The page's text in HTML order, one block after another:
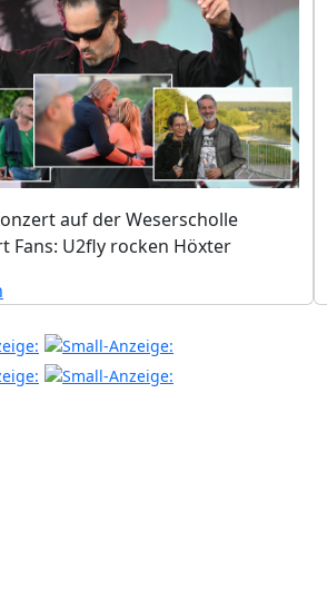
auf der Weserscholle
Fans: U2fly rocken Höxter